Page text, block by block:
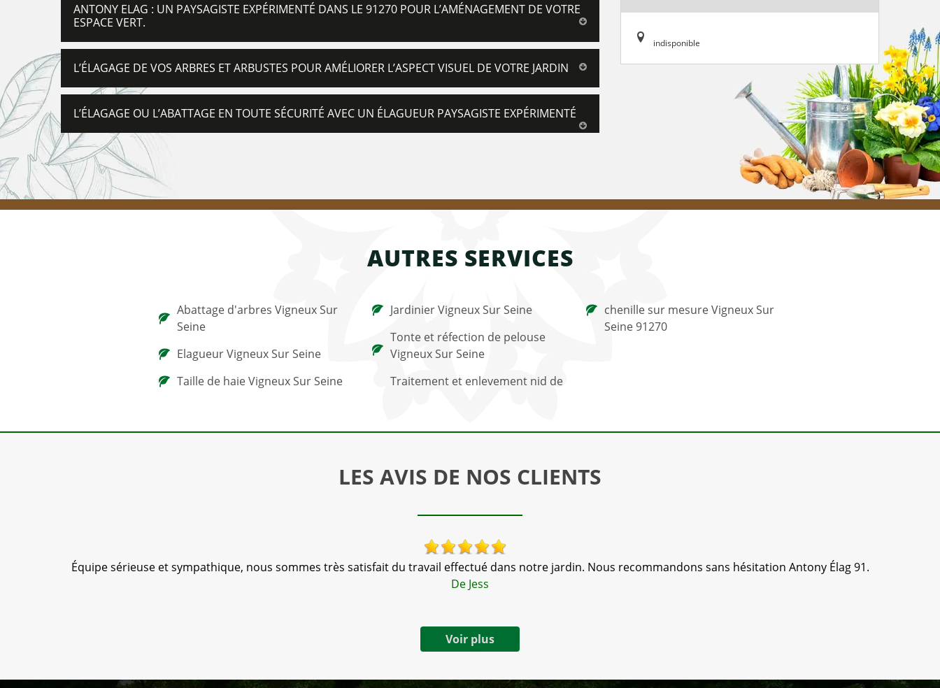
ANTONY ELAG : UN PAYSAGISTE EXPÉRIMENTÉ DANS LE 91270 POUR L’AMÉNAGEMENT DE VOTRE
ESPACE VERT.
L’ÉLAGAGE DE VOS ARBRES ET ARBUSTES POUR AMÉLIORER L’ASPECT VISUEL DE VOTRE JARDIN
L’ÉLAGAGE OU L’ABATTAGE EN TOUTE SÉCURITÉ AVEC UN ÉLAGUEUR PAYSAGISTE EXPÉRIMENTÉ
indisponible
AUTRES SERVICES
Abattage d'arbres Vigneux Sur
Seine
Elagueur Vigneux Sur Seine
Taille de haie Vigneux Sur Seine
Jardinier Vigneux Sur Seine
Tonte et réfection de pelouse
Vigneux Sur Seine
Traitement et enlevement nid de
chenille sur mesure Vigneux Sur
Seine 91270
LES AVIS DE NOS CLIENTS
Équipe sérieuse et sympathique, nous sommes très satisfait du travail effectué dans notre jardin. Nous recommandons sans hésitation Antony Élag 91.
De Jess
Voir plus